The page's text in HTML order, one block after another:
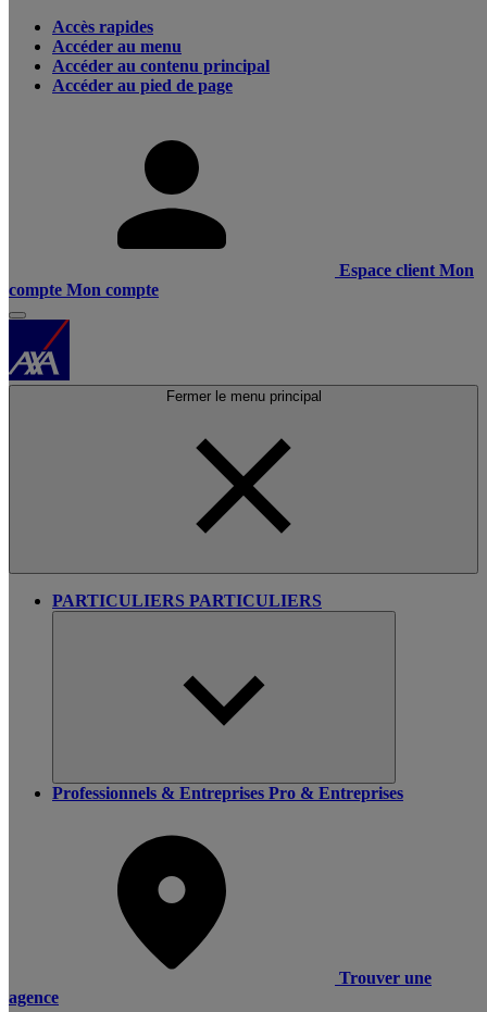
Accès rapides
Accéder au menu
Accéder au contenu principal
Accéder au pied de page
Espace client Mon
compte Mon compte
Fermer le menu principal
PARTICULIERS PARTICULIERS
Professionnels & Entreprises Pro & Entreprises
Trouver une
agence